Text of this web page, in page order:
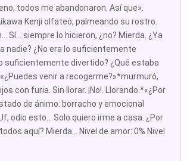
todos me abandonaron. Así que».
Kenji olfateó, palmeando su rostro.
Sí... siempre lo hicieron, ¿no? Mierda. ¿Ya
nadie? ¿No era lo suficientemente
suficientemente divertido? ¿Qué estaba
venir a recogerme?»*murmuró,
con furia. Sin llorar. ¡No!. Llorando.*«¿Por
de ánimo: borracho y emocional
odio esto... Solo quiero irme a casa. ¿Por
aquí? Mierda... Nivel de amor: 0% Nivel